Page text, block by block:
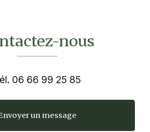
nous
06 66 99 25 85
un message